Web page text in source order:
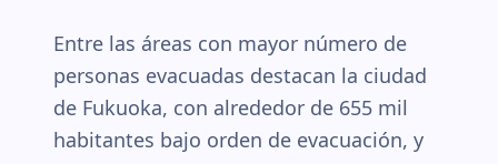
Entre las áreas con mayor número de
personas evacuadas destacan la ciudad
de Fukuoka, con alrededor de 655 mil
habitantes bajo orden de evacuación, y